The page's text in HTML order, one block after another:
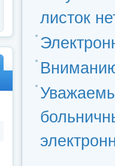
листок